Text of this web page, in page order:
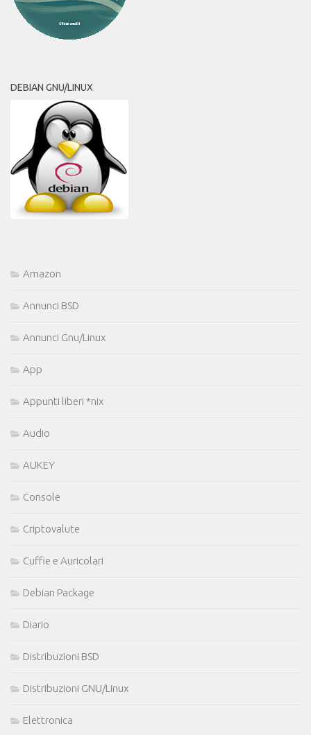
DEBIAN GNU/LINUX
Amazon
Annunci BSD
Annunci Gnu/Linux
App
Appunti liberi *nix
Audio
AUKEY
Console
Criptovalute
Cuffie e Auricolari
Debian Package
Diario
Distribuzioni BSD
Distribuzioni GNU/Linux
Elettronica